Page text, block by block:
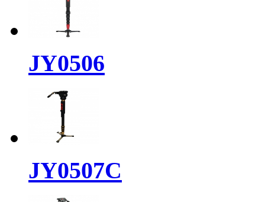
JY0506
JY0507C